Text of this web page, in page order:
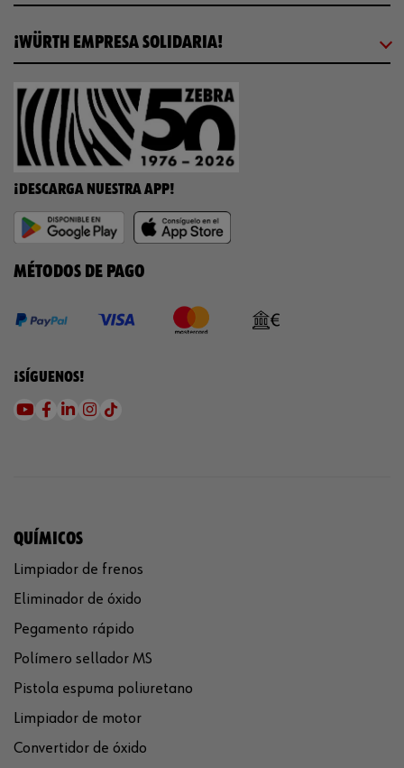
¡WÜRTH EMPRESA SOLIDARIA!
¡DESCARGA NUESTRA APP!
MÉTODOS DE PAGO
¡SÍGUENOS!
QUÍMICOS
Limpiador de frenos
Eliminador de óxido
Pegamento rápido
Polímero sellador MS
Pistola espuma poliuretano
Limpiador de motor
Convertidor de óxido